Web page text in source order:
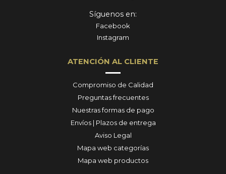
Síguenos en:
Facebook
Instagram
ATENCIÓN AL CLIENTE
Compromiso de Calidad
Preguntas frecuentes
Nuestras formas de pago
Envíos | Plazos de entrega
Aviso Legal
Mapa web categorías
Mapa web productos